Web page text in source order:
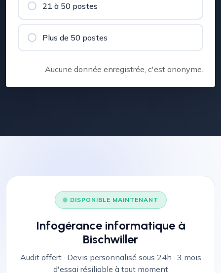
21 à 50 postes
Plus de 50 postes
Aucune donnée enregistrée, c'est anonyme.
DISPONIBLE MAINTENANT
Infogérance informatique à
Bischwiller
Audit offert · Devis personnalisé sous 24h · 3 mois
d'essai résiliable à tout moment